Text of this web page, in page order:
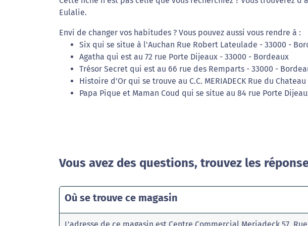
Eulalie.
Envi de changer vos habitudes ? Vous pouvez aussi vous rendre à :
Six qui se situe à l'Auchan Rue Robert Lateulade - 33000 -
Agatha qui est au 72 rue Porte Dijeaux - 33000 - Bordeaux
Trésor Secret qui est au 66 rue des Remparts - 33000 -
Histoire d'Or qui se trouve au C.C. MERIADECK Rue du
Papa Pique et Maman Coud qui se situe au 84 rue Porte
Vous avez des questions, trouvez les
Où se trouve ce magasin